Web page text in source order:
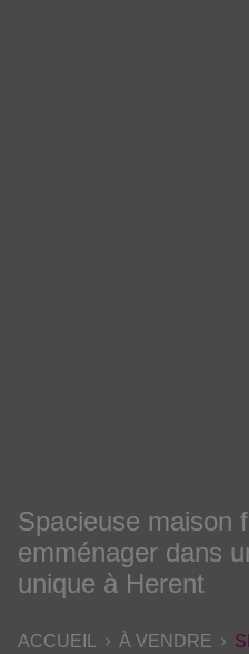
Spacieuse maison
emménager dans
unique à Herent
ACCUEIL À VENDRE